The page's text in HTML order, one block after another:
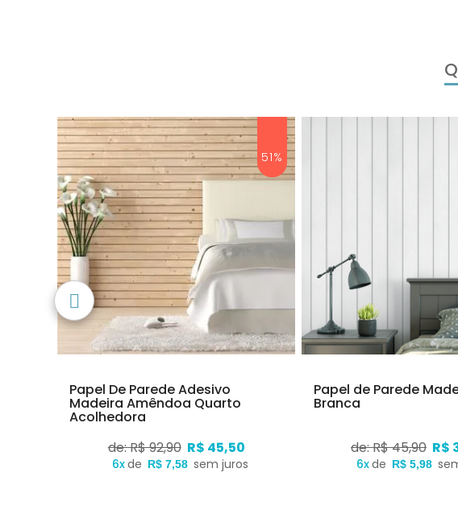
51%
Papel De Parede Adesivo
Madeira Amêndoa Quarto
Acolhedora
de: R$ 92,90 R$ 45,50
6xde R$ 7,58 sem juros
Papel de Parede
Branca
de: R$ 45,90 R$
6xde R$ 5,98